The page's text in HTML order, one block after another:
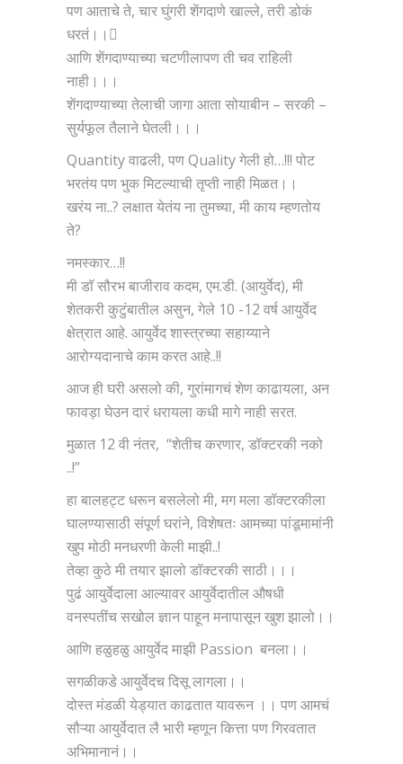
पण आताचे ते, चार घुंगरी शेंगदाणे खाल्ले, तरी डोकं
धरतं।।
आणि शेंगदाण्याच्या चटणीलापण ती चव राहिली
नाही।।।
शेंगदाण्याच्या तेलाची जागा आता सोयाबीन – सरकी –
सुर्यफूल तैलाने घेतली।।।
Quantity वाढली, पण Quality गेली हो…!!! पोट
भरतंय पण भुक मिटल्याची तृप्ती नाही मिळत।।
खरंय ना..? लक्षात येतंय ना तुमच्या, मी काय म्हणतोय
ते?
नमस्कार…!!
मी डॉ सौरभ बाजीराव कदम, एम.डी. (आयुर्वेद), मी
शेतकरी कुटुंबातील असुन, गेले 10 -12 वर्ष आयुर्वेद
क्षेत्रात आहे. आयुर्वेद शास्त्रच्या सहाय्याने
आरोग्यदानाचे काम करत आहे..!!
आज ही घरी असलो की, गुरांमागचं शेण काढायला, अन
फावड़ा घेउन दारं धरायला कधी मागे नाही सरत.
मुळात 12 वी नंतर, “शेतीच करणार, डॉक्टरकी नको
..!”
हा बालहट्ट धरून बसलेलो मी, मग मला डॉक्टरकीला
घालण्यासाठी संपूर्ण घरांने, विशेषतः आमच्या पांडूमामांनी
खुप मोठी मनधरणी केली माझी..!
तेव्हा कुठे मी तयार झालो डॉक्टरकी साठी।।।
पुढं आयुर्वेदाला आल्यावर आयुर्वेदातील औषधी
वनस्पतींच सखोल ज्ञान पाहून मनापासून खुश झालो।।
आणि हळुहळु आयुर्वेद माझी Passion बनला।।
सगळीकडे आयुर्वेदच दिसू लागला।।
दोस्त मंडळी येड्यात काढतात यावरून ।। पण आमचं
सौऱ्या आयुर्वेदात लै भारी म्हणून कित्ता पण गिरवतात
अभिमानानं।।